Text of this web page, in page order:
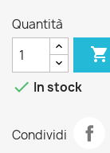
Quantità

 In stock
Condividi